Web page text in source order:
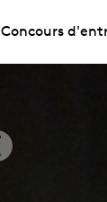
Concours